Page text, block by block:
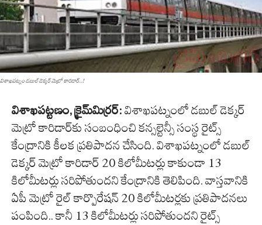
విశాఖపట్నం డబుల్ డెక్కర్ మెట్రో కారిడార్...!
విశాఖపట్టణం, క్రైమ్‌మిర్ర‌ర్‌: విశాఖపట్నంలో డబుల్ డెక్కర్
మెట్రో కారిడార్‌కు సంబంధించి కన్సల్టెన్సీ సంస్థ రైట్స్
కేంద్రానికి కీలక ప్రతిపాదన చేసింది. విశాఖపట్నంలో డబుల్
డెక్కర్ మెట్రో కారిడార్‌ 20 కిలోమీటర్లు కాకుండా 13
కిలోమీటర్లు సరిపోతుందని కేంద్రానికి తెలిపింది. వాస్తవానికి
ఏపీ మెట్రో రైల్ కార్పొరేషన్ 20 కిలోమీటర్లకు ప్రతిపాదనలు
పంపింది.. కానీ 13 కిలోమీటర్లు సరిపోతుందని రైట్స్